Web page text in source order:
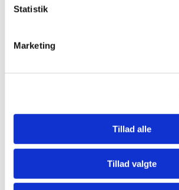
Statistik
Marketing
Tillad alle
Tillad valgte